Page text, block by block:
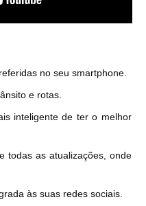
no seu smartphone.
e rotas.
inteligente de ter o melhor
todas as atualizações, onde
às suas redes sociais.